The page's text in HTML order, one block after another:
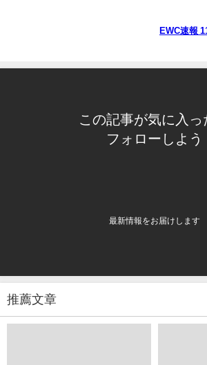
EWC速報
この記事が気に入っ
フォローしよう
最新情報をお届けします
推薦文章